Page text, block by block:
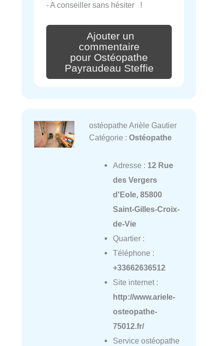
- A conseiller sans hésiter !
Ajouter un
commentaire
pour Ostéopathe
Payraudeau Steffie
ostéopathe Arièle Gautier
Catégorie : Ostéopathe
Adresse : 12 Rue
des Vergers
d'Eole, 85800
Saint-Gilles-Croix-
de-Vie
Quartier :
Téléphone :
+33662636512
Site internet :
http://www.ariele-
osteopathe-
75012.fr/
Service ostéopathe